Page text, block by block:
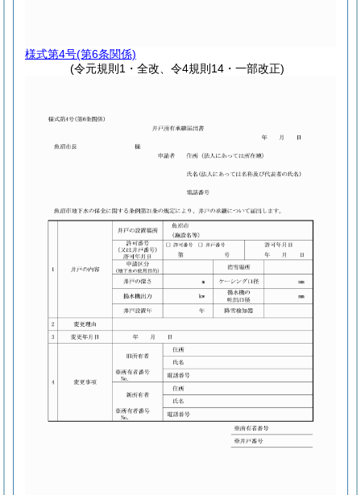
様式第4号(第6条関係)
(令元規則1・全改、令4規則14・一部改正)